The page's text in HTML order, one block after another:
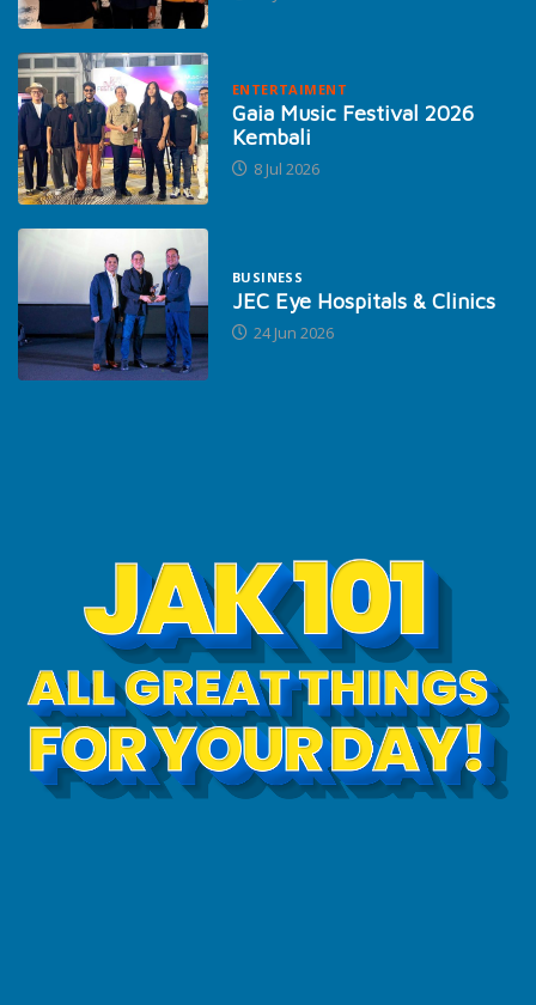
ENTERTAIMENT
Gaia Music Festival 2026
Kembali
8 Jul 2026
BUSINESS
JEC Eye Hospitals & Clinics
24 Jun 2026